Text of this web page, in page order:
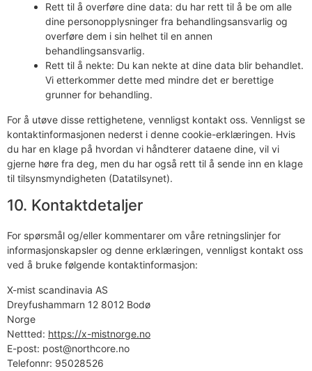
Rett til å overføre dine data: du har rett til å be om alle
dine personopplysninger fra behandlingsansvarlig og
overføre dem i sin helhet til en annen
behandlingsansvarlig.
Rett til å nekte: Du kan nekte at dine data blir behandlet.
Vi etterkommer dette med mindre det er berettige
grunner for behandling.
For å utøve disse rettighetene, vennligst kontakt oss. Vennligst se
kontaktinformasjonen nederst i denne cookie-erklæringen. Hvis
du har en klage på hvordan vi håndterer dataene dine, vil vi
gjerne høre fra deg, men du har også rett til å sende inn en klage
til tilsynsmyndigheten (Datatilsynet).
10. Kontaktdetaljer
For spørsmål og/eller kommentarer om våre retningslinjer for
informasjonskapsler og denne erklæringen, vennligst kontakt oss
ved å bruke følgende kontaktinformasjon:
X-mist scandinavia AS
Dreyfushammarn 12 8012 Bodø
Norge
Nettted: https://x-mistnorge.no
E-post: post@northcore.no
Telefonnr: 95028526